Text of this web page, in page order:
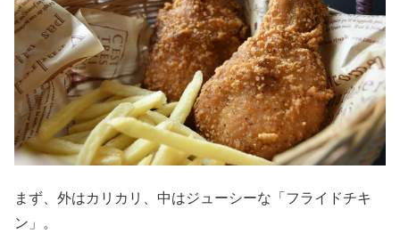
まず、外はカリカリ、中はジューシーな「フライドチキ
ン」。